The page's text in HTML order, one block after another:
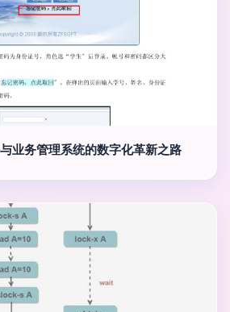
业务管理系统的数字化革新之路